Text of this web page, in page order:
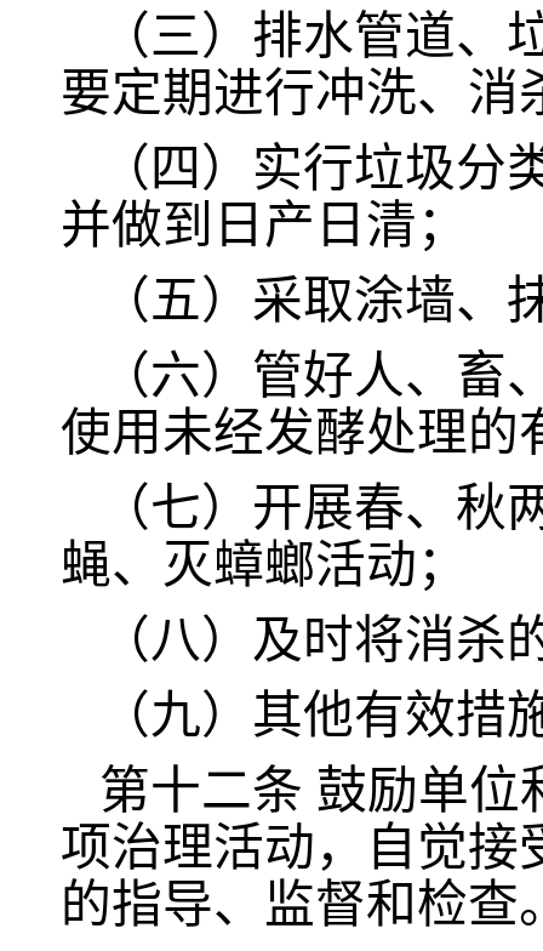
（三）排水管道
要定期进行冲洗、消
（四）实行垃圾
并做到日产日清；
（五）采取涂墙
（六）管好人、
使用未经发酵处理的
（七）开展春、
蝇、灭蟑螂活动；
（八）及时将消
（九）其他有效措
第十二条 鼓励单位
项治理活动，自觉接
的指导、监督和检查